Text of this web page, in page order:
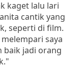
kaget lalu lari
cantik yang
seperti di film.
saya
baik jadi orang